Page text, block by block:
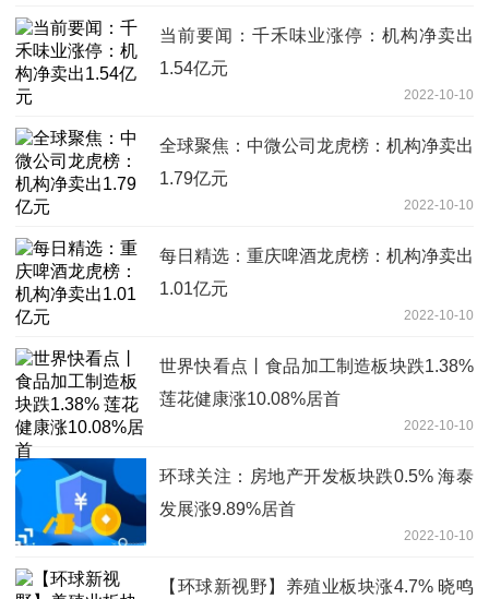
当前要闻：千禾味业涨停：机构净卖出
1.54亿元
2022-10-10
全球聚焦：中微公司龙虎榜：机构净卖出
1.79亿元
2022-10-10
每日精选：重庆啤酒龙虎榜：机构净卖出
1.01亿元
2022-10-10
世界快看点丨食品加工制造板块跌1.38%
莲花健康涨10.08%居首
2022-10-10
环球关注：房地产开发板块跌0.5% 海泰
发展涨9.89%居首
2022-10-10
【环球新视野】养殖业板块涨4.7% 晓鸣